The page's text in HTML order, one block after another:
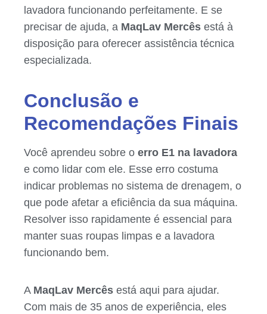
lavadora funcionando perfeitamente. E se
precisar de ajuda, a MaqLav Mercês está à
disposição para oferecer assistência técnica
especializada.
Conclusão e
Recomendações Finais
Você aprendeu sobre o erro E1 na lavadora
e como lidar com ele. Esse erro costuma
indicar problemas no sistema de drenagem, o
que pode afetar a eficiência da sua máquina.
Resolver isso rapidamente é essencial para
manter suas roupas limpas e a lavadora
funcionando bem.
A MaqLav Mercês está aqui para ajudar.
Com mais de 35 anos de experiência, eles